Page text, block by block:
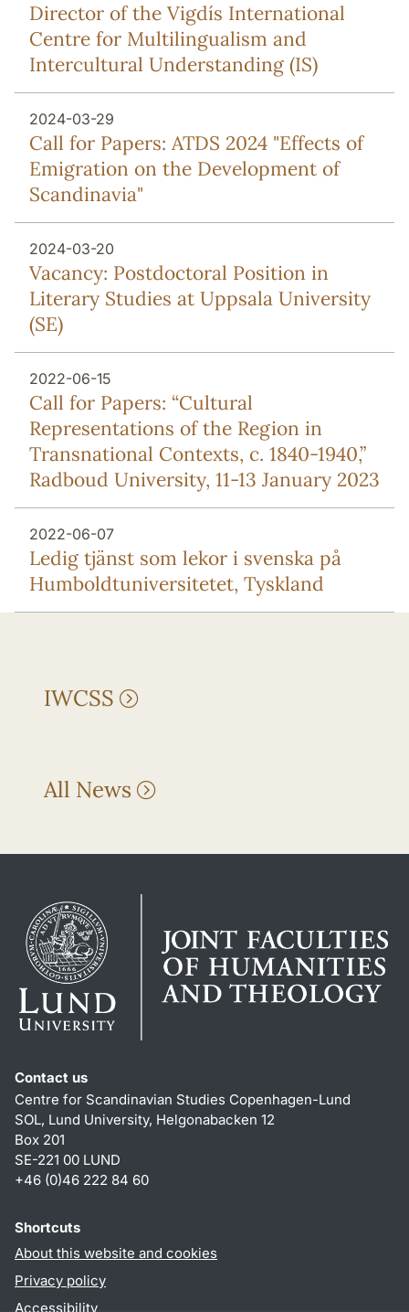
Director of the Vigdís International
Centre for Multilingualism and
Intercultural Understanding (IS)
2024-03-29
Call for Papers: ATDS 2024 "Effects of
Emigration on the Development of
Scandinavia"
2024-03-20
Vacancy: Postdoctoral Position in
Literary Studies at Uppsala University
(SE)
2022-06-15
Call for Papers: “Cultural
Representations of the Region in
Transnational Contexts, c. 1840-1940,”
Radboud University, 11-13 January 2023
2022-06-07
Ledig tjänst som lekor i svenska på
Humboldtuniversitetet, Tyskland
IWCSS
All News
Contact us
Centre for Scandinavian Studies Copenhagen-Lund
SOL, Lund University, Helgonabacken 12
Box 201
SE-221 00 LUND
+46 (0)46 222 84 60
Shortcuts
About this website and cookies
Privacy policy
Accessibility